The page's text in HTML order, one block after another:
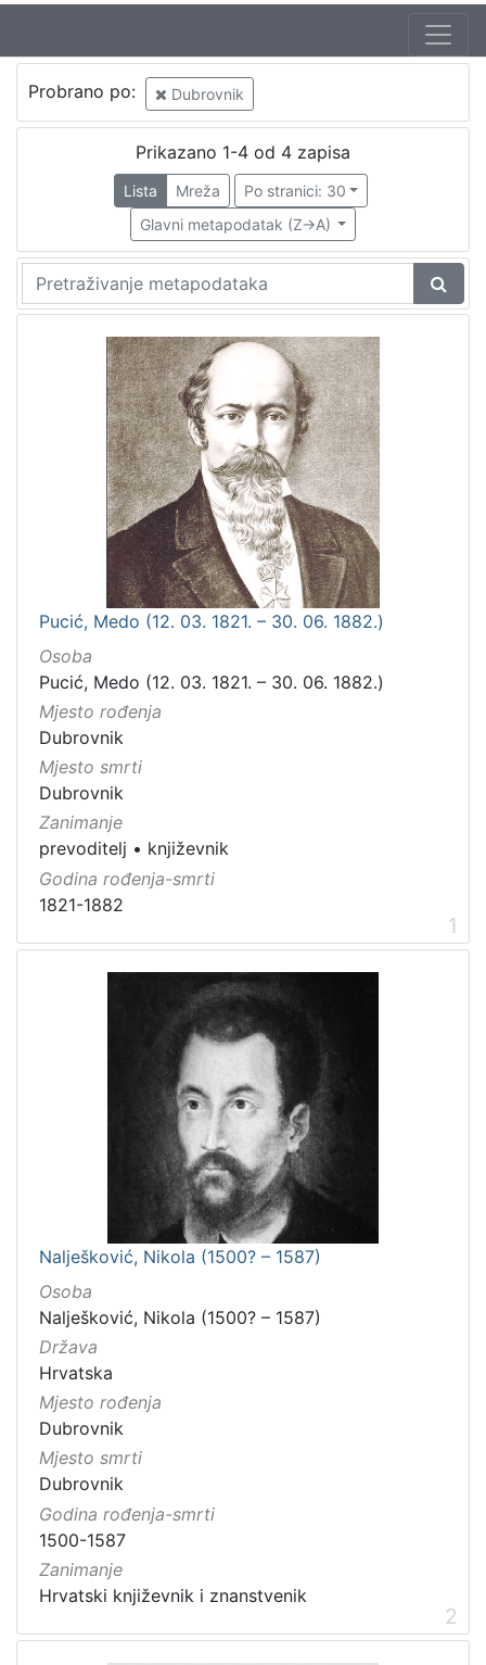
Probrano po: Dubrovnik
Prikazano 1-4 od 4 zapisa
Lista Mreža
Po stranici: 30
Glavni metapodatak (Z->A)
Pucić, Medo (12. 03. 1821. – 30. 06. 1882.)
Osoba
Pucić, Medo (12. 03. 1821. – 30. 06. 1882.)
Mjesto rođenja
Dubrovnik
Mjesto smrti
Dubrovnik
Zanimanje
prevoditelj • književnik
Godina rođenja-smrti
1821-1882
1
Nalješković, Nikola (1500? – 1587)
Osoba
Nalješković, Nikola (1500? – 1587)
Država
Hrvatska
Mjesto rođenja
Dubrovnik
Mjesto smrti
Dubrovnik
Godina rođenja-smrti
1500-1587
Zanimanje
Hrvatski književnik i znanstvenik
2